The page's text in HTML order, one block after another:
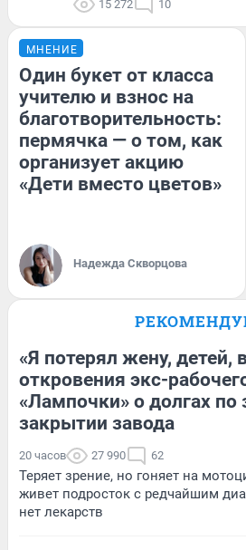
15 272 10
МНЕНИЕ
Один букет от класса
учителю и взнос на
благотворительность:
пермячка — о том, как
организует акцию
«Дети вместо цветов»
Надежда Скворцова
«Я потерял жену, детей,
откровения экс-
«Лампочки» о долгах по
закрытии завода
20 часов 27 990 62
Теряет зрение, но гоняет на
живет подросток с редчайшим
нет лекарств